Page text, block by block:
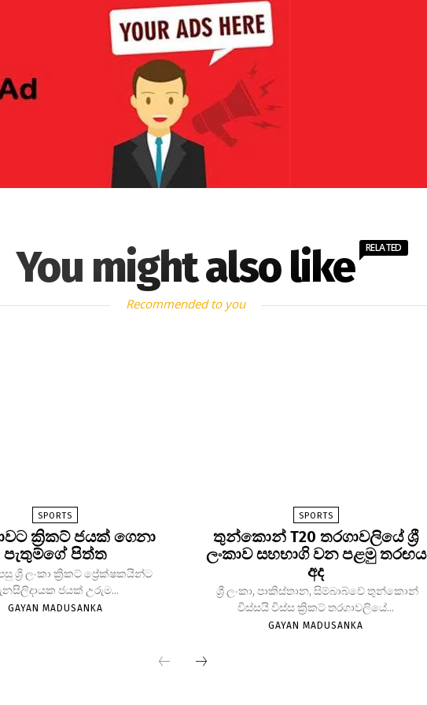
You might also like RELATED
Recommended to you
SPORTS
ක්‍රිකට් ජයක් ගෙනා
පැතුම්ගේ පිත්ත
ශ්‍රී ලංකා ක්‍රිකට් ප්‍රේක්ෂකයින්ට
ජයක් උරුම...
GAYAN MADUSANKA
SPORTS
තුන්කොන් T20 තරගාවලියේ ශ්‍රී
ලංකාව සහභාගි වන පළමු තරඟය
අද
ශ්‍රී ලංකා, පාකිස්තාන, සිම්බාබ්වේ තුන්කොන්
විස්සයි විස්ස ක්‍රිකට් තරගාවලියේ...
GAYAN MADUSANKA